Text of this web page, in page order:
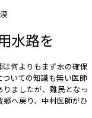
水路を
何よりもまず水の確保
いての知識も無い医師
ましたが、難民となっ
へ戻り、中村医師がひ